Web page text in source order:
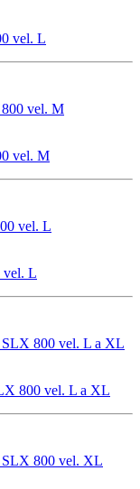
vel. L
vel. M
L
800 vel. L a XL